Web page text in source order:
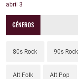
abril 3
GÉNEROS
80s Rock 90s Rock
Alt Folk Alt Pop